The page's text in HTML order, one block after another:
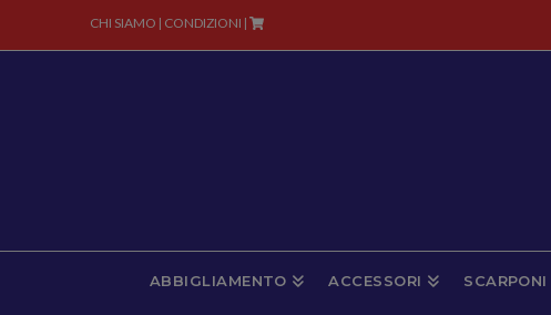
CHI SIAMO | CONDIZIONI |
ABBIGLIAMENTO ACCESSORI SCARPONI